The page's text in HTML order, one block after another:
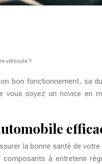
véhicule ?
bon fonctionnement,
vous soyez un novice
la bonne santé de
à entretenir